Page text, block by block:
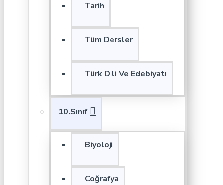
Tarih
Tüm Dersler
Türk Dili Ve Edebiyatı
10.Sınıf
Biyoloji
Coğrafya